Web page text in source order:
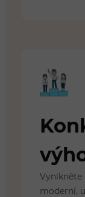
Vynikněte
moderní,